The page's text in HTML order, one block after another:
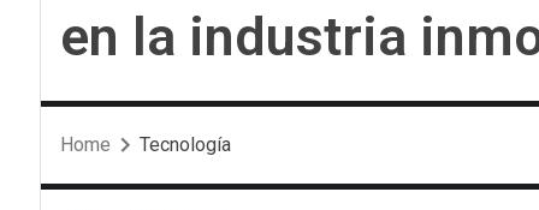
en la industria
Home Tecnología